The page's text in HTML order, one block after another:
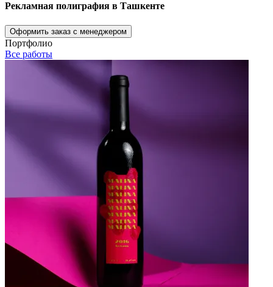
Рекламная полиграфия в Ташкенте
Оформить заказ с менеджером
Портфолио
Все работы